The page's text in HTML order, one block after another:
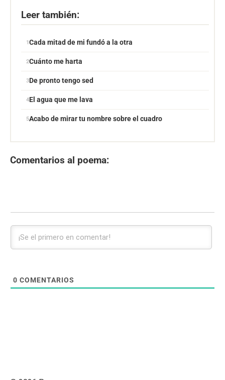
Leer también:
Cada mitad de mi fundó a la otra
Cuánto me harta
De pronto tengo sed
El agua que me lava
Acabo de mirar tu nombre sobre el cuadro
Comentarios al poema:
0 COMENTARIOS